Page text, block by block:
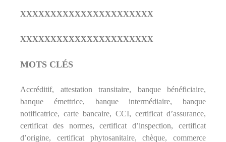
XXXXXXXXXXXXXXXXXXXXXX
XXXXXXXXXXXXXXXXXXXXXX
MOTS CLÉS
Accréditif, attestation transitaire, banque bénéficiaire,
banque émettrice, banque intermédiaire, banque
notificatrice, carte bancaire, CCI, certificat d’assurance,
certificat des normes, certificat d’inspection, certificat
d’origine, certificat phytosanitaire, chèque, commerce